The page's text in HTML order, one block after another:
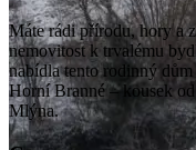
Máte rádi přírodu, hory a
nemovitost k trvalému
nabídla tento rodinný
Horní Branné – kousek
Mlýna.